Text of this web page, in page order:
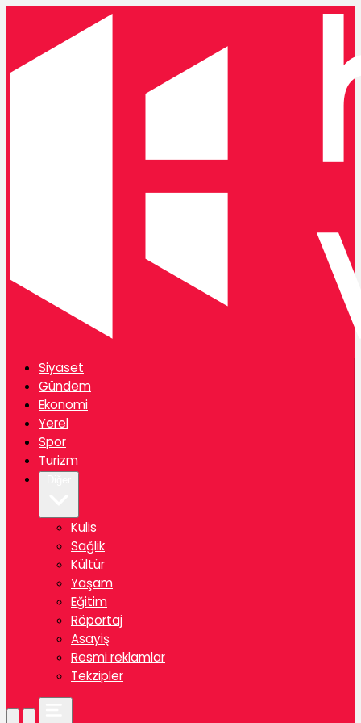
Siyaset
Gündem
Ekonomi
Yerel
Spor
Turizm
Kulis
Sağlik
Kültür
Yaşam
Eğitim
Röportaj
Asayiş
Resmi reklamlar
Tekzipler